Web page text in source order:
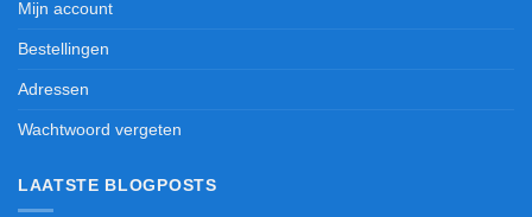
Mijn account
Bestellingen
Adressen
Wachtwoord vergeten
LAATSTE BLOGPOSTS